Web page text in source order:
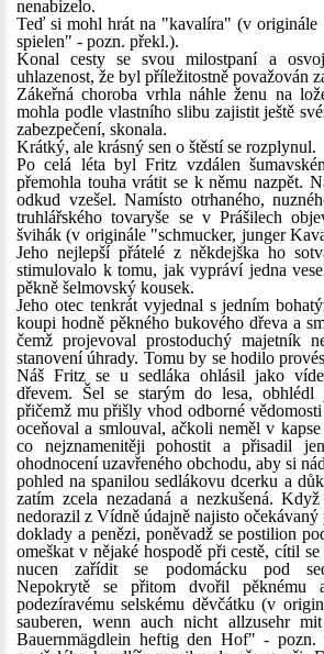
nenabízelo.
Teď si mohl hrát na "kavalíra" (v
spielen" - pozn. překl.).
Konal cesty se svou milostpaní a
uhlazenost, že byl příležitostně považován
Zákeřná choroba vrhla náhle ženu na
mohla podle vlastního slibu zajistit ještě
zabezpečení, skonala.
Krátký, ale krásný sen o štěstí se rozplynul.
Po celá léta byl Fritz vzdálen
přemohla touha vrátit se k němu nazpět.
odkud vzešel. Namísto otrhaného,
truhlářského tovaryše se v Prášilech
švihák (v originále "schmucker, junger
Jeho nejlepší přátelé z někdejška ho
stimulovalo k tomu, jak vypráví jedna
pěkně šelmovský kousek.
Jeho otec tenkrát vyjednal s jedním
koupi hodně pěkného bukového dřeva a
čemž projevoval prostoduchý majetník
stanovení úhrady. Tomu by se hodilo
Náš Fritz se u sedláka ohlásil jako
dřevem. Šel se starým do lesa, obhlédl
přičemž mu přišly vhod odborné
oceňoval a smlouval, ačkoli neměl v
co nejznamenitěji pohostit a přisadil
ohodnocení uzavřeného obchodu, aby si
pohled na spanilou sedlákovu dcerku a
zatím zcela nezadaná a nezkušená.
nedorazil z Vídně údajně najisto
doklady a penězi, poněvadž se postilion
omeškat v nějaké hospodě při cestě, cítil
nucen zařídit se podomácku pod
Nepokrytě se přitom dvořil pěknému
podezíravému selskému děvčátku (v
sauberen, wenn auch nicht allzusehr
Bauernmägdlein heftig den Hof" - pozn.